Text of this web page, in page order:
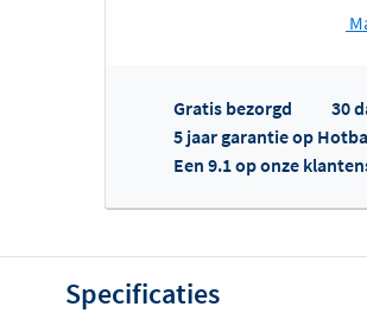
Gratis bezorgd
30
5 jaar garantie op
Een 9.1 op onze
Specificaties